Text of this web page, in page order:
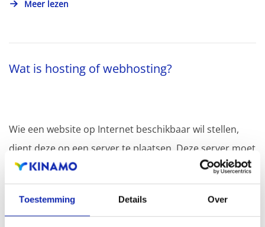
Toestemming Details Over
Meer lezen
Wat is hosting of webhosting?
Wie een website op Internet beschikbaar wil stellen,
dient deze op een server te plaatsen. Deze server moet
steeds beschikbaar...